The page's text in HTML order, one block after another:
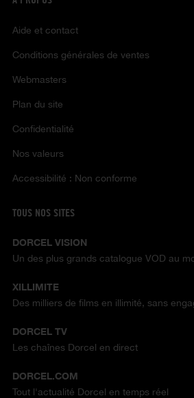
Aide et contact
Conditions générales de ventes
Webmasters
Plan du site
Confidentialité
Nos valeurs
Accessibilité : Non conforme
TOUS NOS SITES
DORCEL VISION
Un des plus grands catalogue VOD au
XILLIMITE
Des milliers de films en illimité, sans
DORCEL TV
Les chaînes Dorcel en direct
DORCEL.COM
Tout l'actualité Dorcel en temps réel